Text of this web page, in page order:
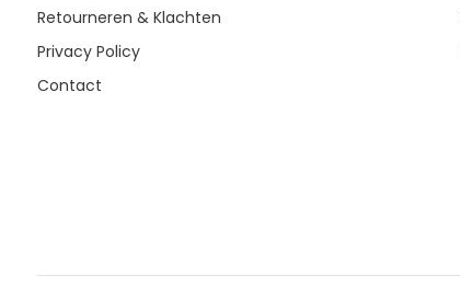
Retourneren & Klachten
Privacy Policy
Contact